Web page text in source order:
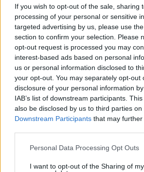
If you wish to opt-out of the sale, sharing
processing of your personal or sensitive
targeted advertising by us, please use
section to confirm your selection. Please
opt-out request is processed you may
interest-based ads based on personal
us or personal information disclosed to
your opt-out. You may separately opt-out
disclosure of your personal information
IAB’s list of downstream participants.
also be disclosed by us to third parties on
Downstream Participants that may
Please note that this website/app uses
not limited to your visit or usage
Personal Data Processing Opt Outs
I want to opt-out of the Sharing of my
Βέβαια καιτο περιβόητο
(;) στον Έλγιν, δεν βρέθηκε
στην πρωτότυπη μορφή του. Το
βρεθεί είναι μία μετάφρασή
O Best αντέκρουσε τον
άρπαζε τα γλυπτά ο Έλγιν θα
από τους Τούρκους. Όπως είπε,
βλέποντας τόσους ξένους από
να τα επισκέπτονται για να τα